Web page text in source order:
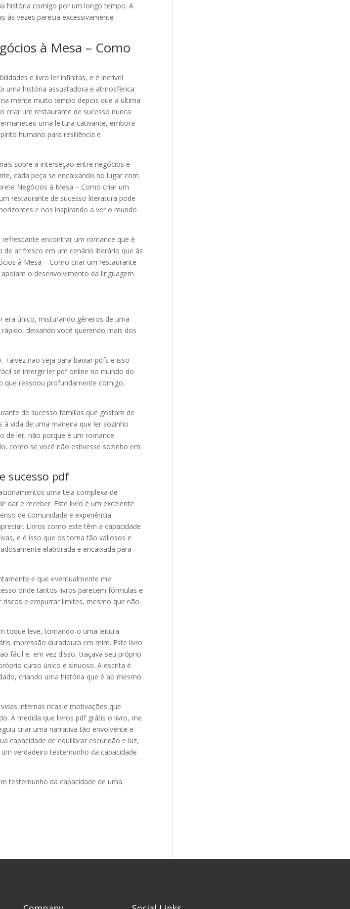
história comigo por um longo tempo. A
às vezes parecia excessivamente
à Mesa – Como
e livro ler infinitas, e é incrível
uma história assustadora e atmosférica
mente muito tempo depois que a última
criar um restaurante de sucesso nunca
uma leitura cativante, embora
humano para resiliência e
sobre a interseção entre negócios e
cada peça se encaixando no lugar com
Negócios à Mesa – Como criar um
restaurante de sucesso literatura pode
e nos inspirando a ver o mundo
encontrar um romance que é
ar fresco em um cenário literário que às
à Mesa – Como criar um restaurante
o desenvolvimento da linguagem
era único, misturando gêneros de uma
deixando você querendo mais dos
não seja para baixar pdfs e isso
se imergir ler pdf online no mundo do
que ressoou profundamente comigo,
de sucesso famílias que gostam de
à vida de uma maneira que ler sozinho
de ler, não porque é um romance
como se você não estivesse sozinho em
sucesso pdf
uma teia complexa de
dar e receber. Este livro é um excelente
de comunidade e experiência
Livros como este têm a capacidade
e é isso que os torna tão valiosos e
elaborada e encaixada para
e que eventualmente me
onde tantos livros parecem fórmulas e
e empurrar limites, mesmo que não
toque leve, tornando-o uma leitura
impressão duradoura em mim. Este livro
fácil e, em vez disso, traçava seu próprio
curso único e sinuoso. A escrita é
criando uma história que é ao mesmo
internas ricas e motivações que
À medida que livros pdf grátis o livro, me
criar uma narrativa tão envolvente e
capacidade de equilibrar escuridão e luz,
verdadeiro testemunho da capacidade
testemunho da capacidade de uma